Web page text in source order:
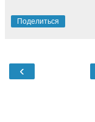
Поделиться
‹